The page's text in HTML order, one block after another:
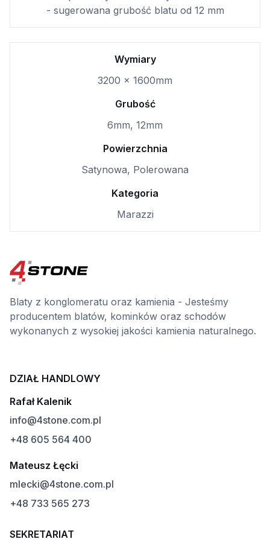
- sugerowana grubość blatu od 12 mm
Wymiary
3200 x 1600mm
Grubość
6mm, 12mm
Powierzchnia
Satynowa, Polerowana
Kategoria
Marazzi
Blaty z konglomeratu oraz kamienia - Jesteśmy
producentem blatów, kominków oraz schodów
wykonanych z wysokiej jakości kamienia naturalnego.
DZIAŁ HANDLOWY
Rafał Kalenik
info@4stone.com.pl
+48 605 564 400
Mateusz Łęcki
mlecki@4stone.com.pl
+48 733 565 273
SEKRETARIAT